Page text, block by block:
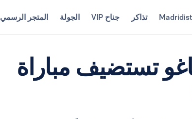
تذاكر جناح VIP الجولة المتجر الرسمي
تستضيف مباراة